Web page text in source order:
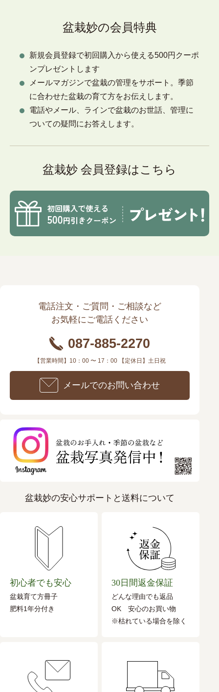
盆栽妙の会員特典
新規会員登録で初回購入から使える500円クーポ
ンプレゼントします
メールマガジンで盆栽の管理をサポート。季節
に合わせた盆栽の育て方をお伝えします。
電話やメール、ラインで盆栽のお世話、管理に
ついての疑問にお答えします。
盆栽妙 会員登録はこちら
電話注文・ご質問・ご相談など
お気軽にご電話ください
087-885-2270
【営業時間】10：00 〜 17：00 【定休日】土日祝
メールでのお問い合わせ
盆栽妙の安心サポートと送料について
初心者でも安心
盆栽育て方冊子
肥料1年分付き
30日間返金保証
どんな理由でも返品
OK 安心のお買い物
※枯れている場合を除く